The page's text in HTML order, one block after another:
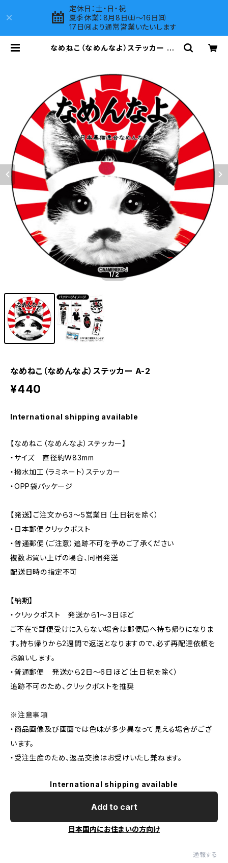
定休日：土・日・祝
夏季休業：8月8日㈯～16日㈰
17日㈪より通常営業いたいします
なめねこ（なめんなよ）ステッカー A-
1/2
なめねこ（なめんなよ）ステッカー A-2
¥440
International shipping available
【なめねこ（なめんなよ）ステッカー】
・サイズ 直径約W83mm
・撥水加工（ラミネート）ステッカー
・OPP袋パッケージ
【発送】ご注文から3〜5営業日（土日祝を除く）
・日本郵便クリックポスト
・普通郵便（ご注意）追跡不可を予めご了承ください
複数お買い上げの場合、同梱発送
配送日時の指定不可
【納期】
・クリックポスト 発送から1〜3日ほど
ご不在で郵便受けに入らない場合は郵便局へ持ち帰りになりま
す。持ち帰りから2週間で返送となりますので、必ず再配達依頼を
お願いします。
・普通郵便 発送から2日〜6日ほど（土日祝を除く）
追跡不可のため、クリックポストを推奨
※注意事項
・商品画像及び画面では色味が多少異なって見える場合がござ
います。
・受注生産のため、返品交換はお受けいたし兼ねます。
International shipping available
Add to cart
日本国内にお住まいの方向け
通報する